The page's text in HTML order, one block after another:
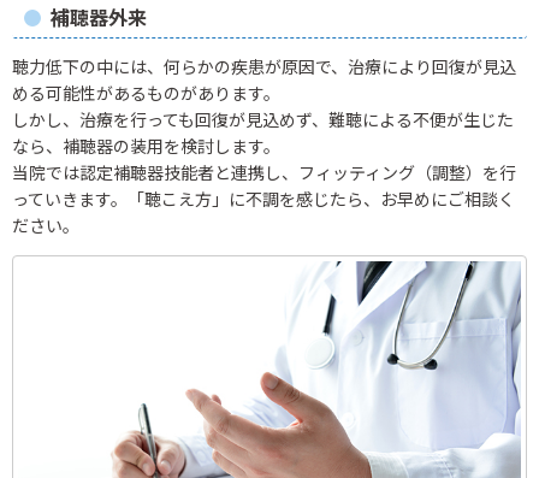
補聴器外来
聴力低下の中には、何らかの疾患が原因で、治療により回復が見込
める可能性があるものがあります。
しかし、治療を行っても回復が見込めず、難聴による不便が生じた
なら、補聴器の装用を検討します。
当院では認定補聴器技能者と連携し、フィッティング（調整）を行
っていきます。「聴こえ方」に不調を感じたら、お早めにご相談く
ださい。